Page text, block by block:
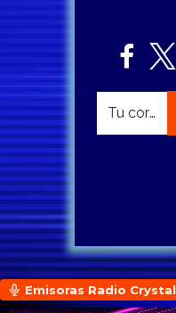
Emisoras Radio Crystal